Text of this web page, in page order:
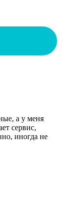
а у меня
сервис,
иногда не